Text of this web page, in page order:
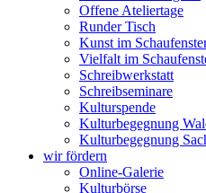
Offene Ateliertage
Runder Tisch
Kunst im
Vielfalt im
Schreibwerkstatt
Schreibseminare
Kulturspende
Kulturbegegnung
Kulturbegegnung
wir fördern
Online-Galerie
Kulturbörse